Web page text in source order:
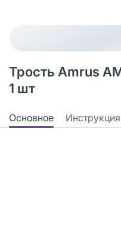
Трость Amrus
1 шт
Основное Инструкция